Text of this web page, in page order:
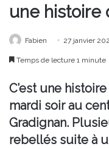
une
Fabien 27 janvier
Temps de lecture 1 minute
C’est une
mardi soir au
Gradignan.
rebellés suite à